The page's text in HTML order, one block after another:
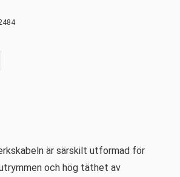
är särskilt utformad för
och hög täthet av